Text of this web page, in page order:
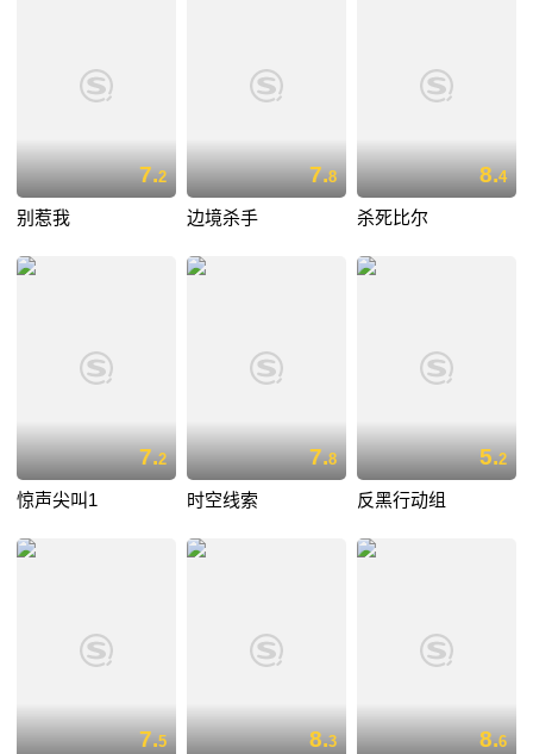
7.2
别惹我
7.8
边境杀手
8.4
杀死比尔
7.2
惊声尖叫1
7.8
时空线索
5.2
反黑行动组
7.5 8.3 8.6